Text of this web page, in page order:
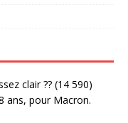
clair ?? (14 590)
ans, pour Macron.